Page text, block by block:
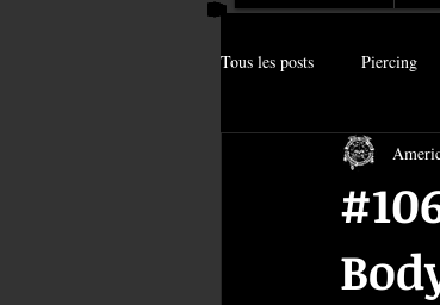
Tous les posts Piercing